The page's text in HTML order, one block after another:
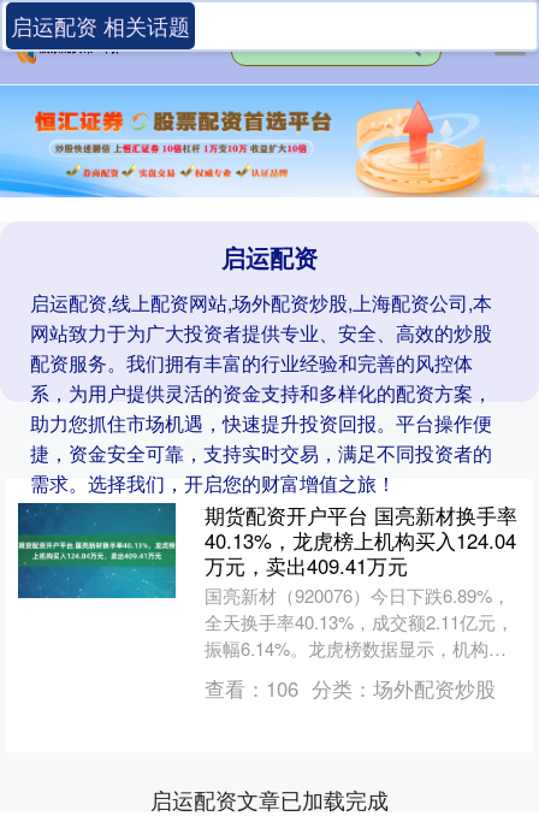
启运配资
启运配资,线上配资网站,场外配资炒股,上海配资公司,本
网站致力于为广大投资者提供专业、安全、高效的炒股
配资服务。我们拥有丰富的行业经验和完善的风控体
系，为用户提供灵活的资金支持和多样化的配资方案，
助力您抓住市场机遇，快速提升投资回报。平台操作便
捷，资金安全可靠，支持实时交易，满足不同投资者的
需求。选择我们，开启您的财富增值之旅！
启运配资 相关话题
期货配资开户平台 国亮新材换手率
40.13%，龙虎榜上机构买入124.04
万元，卖出409.41万元
国亮新材（920076）今日下跌6.89%，
全天换手率40.13%，成交额2.11亿元，
振幅6.14%。龙虎榜数据显示，机构净
卖出285.37万元，营业部席位合....
查看： 106 分类： 场外配资炒股
启运配资文章已加载完成